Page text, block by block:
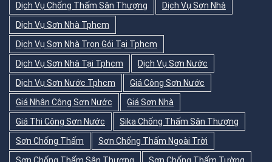
Dịch Vụ Chống Thấm Sân Thượng
Dịch Vụ Sơn Nhà
Dịch Vụ Sơn Nhà Tphcm
Dịch Vụ Sơn Nhà Trọn Gói Tại Tphcm
Dịch Vụ Sơn Nhà Tại Tphcm
Dịch Vụ Sơn Nước
Dịch Vụ Sơn Nước Tphcm
Giá Công Sơn Nước
Giá Nhân Công Sơn Nước
Giá Sơn Nhà
Giá Thi Công Sơn Nước
Sika Chống Thấm Sân Thượng
Sơn Chống Thấm
Sơn Chống Thấm Ngoài Trời